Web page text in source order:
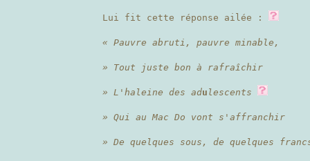
Lui fit cette réponse ailée :
« Pauvre abruti, pauvre minable,
» Tout juste bon à rafraîchir
» L'haleine des adu lescents
» Qui au Mac Do vont s'affranchir
» De quelques sous, de quelques